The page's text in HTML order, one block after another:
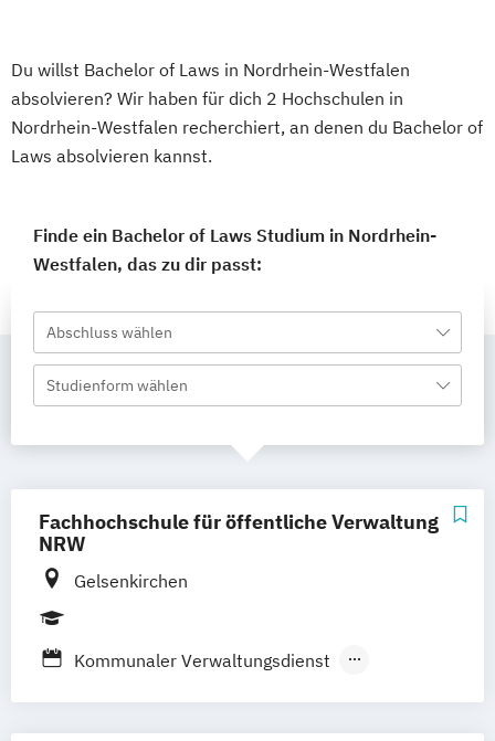
Du willst Bachelor of Laws in Nordrhein-Westfalen
absolvieren? Wir haben für dich 2 Hochschulen in
Nordrhein-Westfalen recherchiert, an denen du Bachelor of
Laws absolvieren kannst.
Finde ein Bachelor of Laws Studium in Nordrhein-
Westfalen, das zu dir passt:
Abschluss wählen
Studienform wählen
Fachhochschule für öffentliche Verwaltung
NRW
Gelsenkirchen
Kommunaler Verwaltungsdienst